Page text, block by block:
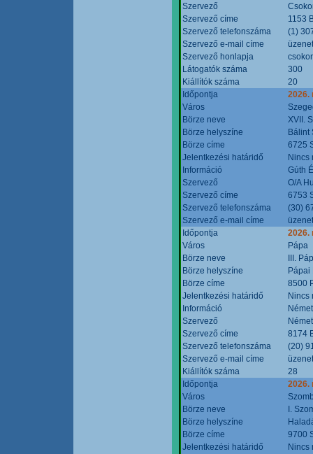
Szervező
Szervező címe
1153
Szervező telefonszáma
(1)
Szervező e-mail címe
Szervező honlapja
Látogatók száma
300
Kiállítók száma
20
Időpontja
2026.
Város
Börze neve
XVII.
Börze helyszíne
Bálint
Börze címe
6725
Jelentkezési határidő
Nincs
Információ
Gúth
Szervező
O/A
Szervező címe
6753
Szervező telefonszáma
(30)
Szervező e-mail címe
Időpontja
2026.
Város
Pápa
Börze neve
III.
Börze helyszíne
Pápai
Börze címe
8500
Jelentkezési határidő
Nincs
Információ
Szervező
Szervező címe
8174
Szervező telefonszáma
(20)
Szervező e-mail címe
Kiállítók száma
28
Időpontja
2026.
Város
Börze neve
I.
Börze helyszíne
Börze címe
9700
Jelentkezési határidő
Nincs